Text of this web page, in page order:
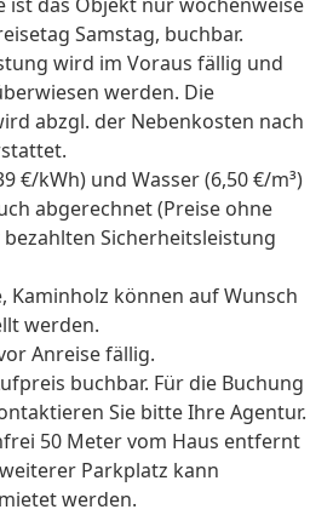
Samstag, buchbar.
wird im Voraus fällig und
werden. Die
abzgl. der Nebenkosten nach
€/kWh) und Wasser (6,50 €/m³)
abgerechnet (Preise ohne
Sicherheitsleistung
Kaminholz können auf Wunsch
werden.
Anreise fällig.
buchbar. Für die Buchung
Sie bitte Ihre Agentur.
50 Meter vom Haus entfernt
Parkplatz kann
werden.